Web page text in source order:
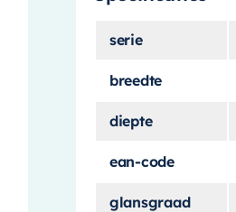
serie
breedte
diepte
ean-code
glansgraad